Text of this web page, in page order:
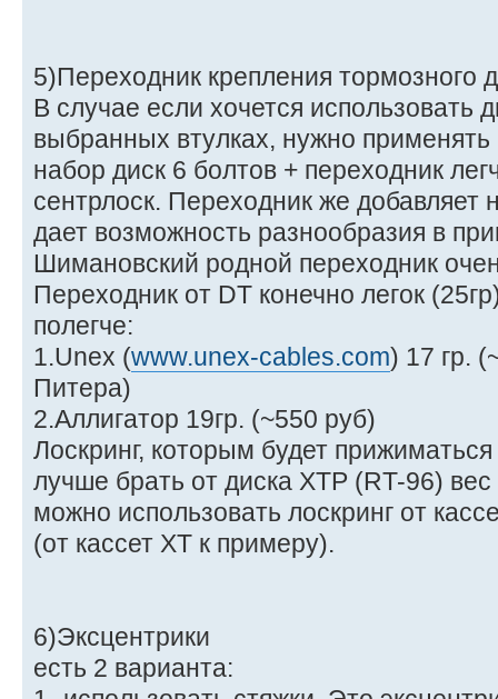
5)Переходник крепления тормозного
В случае если хочется использовать
выбранных втулках, нужно применять
набор диск 6 болтов + переходник
сентрлоск. Переходник же добавляет
дает возможность разнообразия в
Шимановский родной переходник
Переходник от DT конечно легок
полегче:
1.Unex (www.unex-cables.com) 17 гр.
Питера)
2.Аллигатор 19гр. (~550 руб)
Лоскринг, которым будет прижиматься
лучше брать от диска ХТР (RT-96)
можно использовать лоскринг от
(от кассет ХТ к примеру).
6)Эксцентрики
есть 2 варианта: